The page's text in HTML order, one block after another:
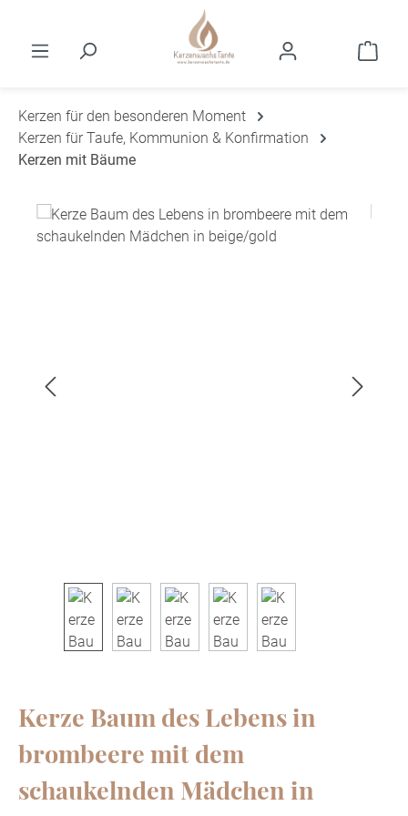
Kerzen für den besonderen Moment
Kerzen für Taufe, Kommunion & Konfirmation
Kerzen mit Bäume
Bildergalerie überspringen
Kerze Baum des Lebens in
brombeere mit dem
schaukelnden Mädchen in